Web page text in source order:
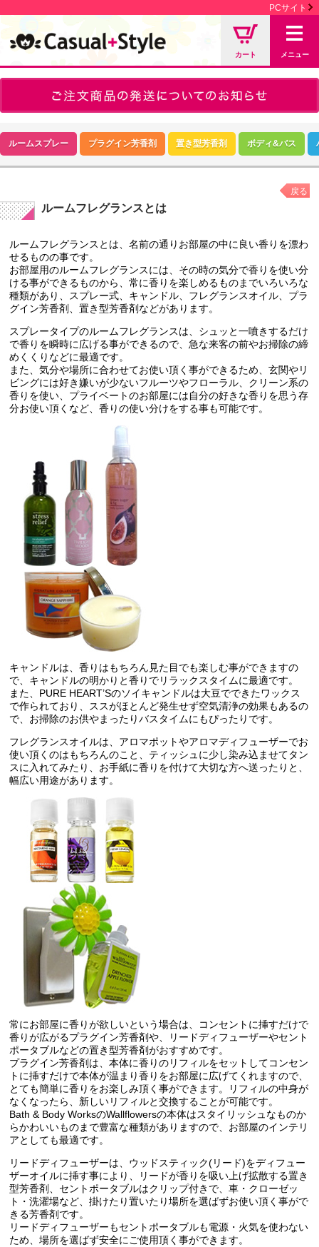
PCサイト
カート メニュー
ルームスプレー プラグイン芳香剤 置き型芳香剤 ボディ&バス
ルームフレグランスとは
戻る
ルームフレグランスとは、名前の通りお部屋の中に良い香りを漂わ
せるものの事です。
お部屋用のルームフレグランスには、その時の気分で香りを使い分
ける事ができるものから、常に香りを楽しめるものまでいろいろな
種類があり、スプレー式、キャンドル、フレグランスオイル、プラ
グイン芳香剤、置き型芳香剤などがあります。
スプレータイプのルームフレグランスは、シュッと一噴きするだけ
で香りを瞬時に広げる事ができるので、急な来客の前やお掃除の締
めくくりなどに最適です。
また、気分や場所に合わせてお使い頂く事ができるため、玄関やリ
ビングには好き嫌いが少ないフルーツやフローラル、クリーン系の
香りを使い、プライベートのお部屋には自分の好きな香りを思う存
分お使い頂くなど、香りの使い分けをする事も可能です。
キャンドルは、香りはもちろん見た目でも楽しむ事ができますの
で、キャンドルの明かりと香りでリラックスタイムに最適です。
また、PURE HEART’Sのソイキャンドルは大豆でできたワックス
で作られており、ススがほとんど発生せず空気清浄の効果もあるの
で、お掃除のお供やまったりバスタイムにもぴったりです。
フレグランスオイルは、アロマポットやアロマディフューザーでお
使い頂くのはもちろんのこと、ティッシュに少し染み込ませてタン
スに入れてみたり、お手紙に香りを付けて大切な方へ送ったりと、
幅広い用途があります。
常にお部屋に香りが欲しいという場合は、コンセントに挿すだけで
香りが広がるプラグイン芳香剤や、リードディフューザーやセント
ポータブルなどの置き型芳香剤がおすすめです。
プラグイン芳香剤は、本体に香りのリフィルをセットしてコンセン
トに挿すだけで本体が温まり香りをお部屋に広げてくれますので、
とても簡単に香りをお楽しみ頂く事ができます。リフィルの中身が
なくなったら、新しいリフィルと交換することが可能です。
Bath & Body WorksのWallflowersの本体はスタイリッシュなものか
らかわいいものまで豊富な種類がありますので、お部屋のインテリ
アとしても最適です。
リードディフューザーは、ウッドスティック(リード)をディフュー
ザーオイルに挿す事により、リードが香りを吸い上げ拡散する置き
型芳香剤、セントポータブルはクリップ付きで、車・クローゼッ
ト・洗濯場など、掛けたり置いたり場所を選ばずお使い頂く事がで
きる芳香剤です。
リードディフューザーもセントポータブルも電源・火気を使わない
ため、場所を選ばず安全にご使用頂く事ができます。